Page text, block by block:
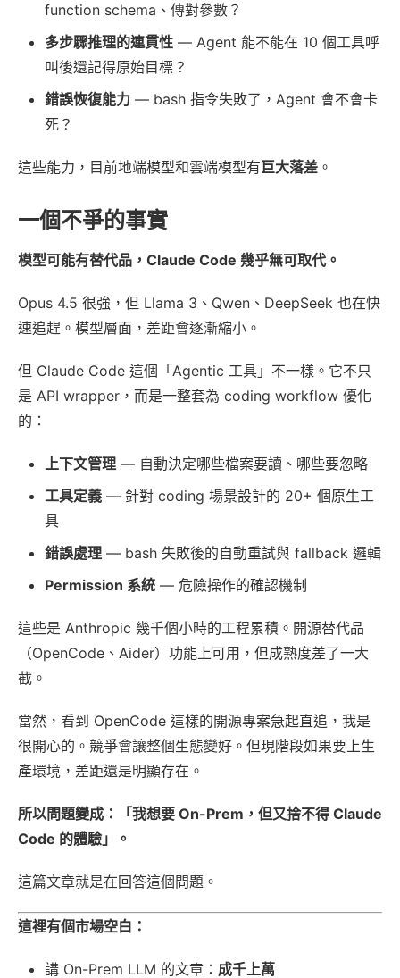
function schema、傳對參數？
多步驟推理的連貫性 — Agent 能不能在 10 個工具呼
叫後還記得原始目標？
錯誤恢復能力 — bash 指令失敗了，Agent 會不會卡
死？
這些能力，目前地端模型和雲端模型有巨大落差 。
一個不爭的事實
模型可能有替代品，Claude Code 幾乎無可取代。
Opus 4.5 很強，但 Llama 3、Qwen、DeepSeek 也在快
速追趕。模型層面，差距會逐漸縮小。
但 Claude Code 這個「Agentic 工具」不一樣。它不只
是 API wrapper，而是一整套為 coding workflow 優化
的：
上下文管理 — 自動決定哪些檔案要讀、哪些要忽略
工具定義 — 針對 coding 場景設計的 20+ 個原生工
具
錯誤處理 — bash 失敗後的自動重試與 fallback 邏輯
Permission 系統 — 危險操作的確認機制
這些是 Anthropic 幾千個小時的工程累積。開源替代品
（OpenCode、Aider）功能上可用，但成熟度差了一大
截。
當然，看到 OpenCode 這樣的開源專案急起直追，我是
很開心的。競爭會讓整個生態變好。但現階段如果要上生
產環境，差距還是明顯存在。
所以問題變成：「我想要 On-Prem，但又捨不得 Claude
Code 的體驗」。
這篇文章就是在回答這個問題。
這裡有個市場空白：
講 On-Prem LLM 的文章： 成千上萬